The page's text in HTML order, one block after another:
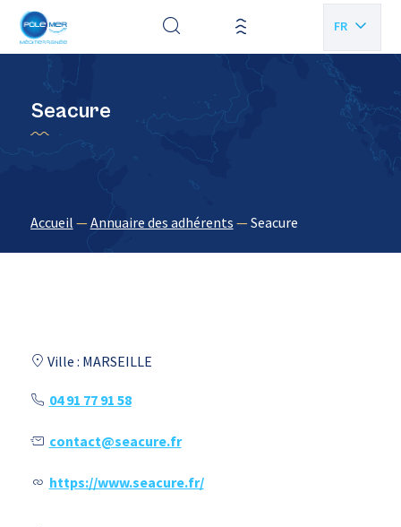
FR
EN
Seacure
Accueil —Annuaire des adhérents —Seacure
Ville : MARSEILLE
04 91 77 91 58
contact@seacure.fr
https://www.seacure.fr/
Panneau de gestion des cookies